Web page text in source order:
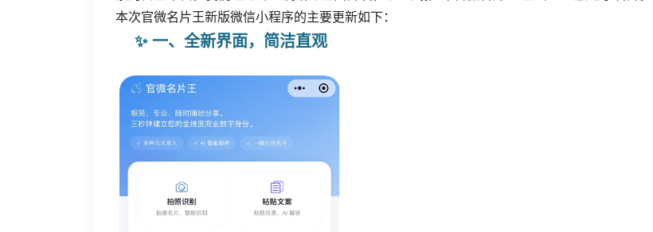
本次官微名片王新版微信小程序的主要更新如下：
✨ 一、全新界面，简洁直观